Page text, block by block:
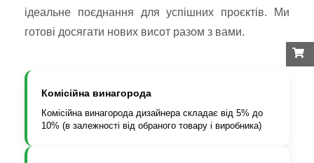
ідеальне поєднання для успішних проєктів. Ми
готові досягати нових висот разом з вами.
Комісійна винагорода
Комісійна винагорода дизайнера складає від 5% до
10% (в залежності від обраного товару і виробника)